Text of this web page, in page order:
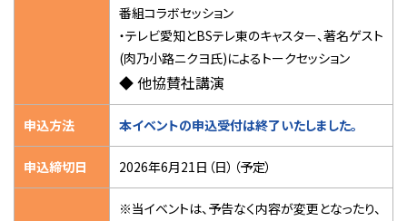
番組コラボセッション
・テレビ愛知とBSテレ東のキャスター、著名ゲスト
(肉乃小路ニクヨ氏)によるトークセッション
◆他協賛社講演
申込方法 本イベントの申込受付は終了いたしました。
申込締切日 2026年6月21日（日）（予定）
※当イベントは、予告なく内容が変更となったり、